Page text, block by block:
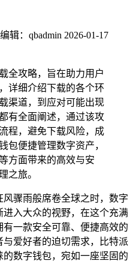
辑：qbadmin 2026-01-17
全攻略，旨在助力用户
详细介绍下载的各个环
渠道，到应对可能出现
有全面阐述，通过该攻
程，避免下载风险，成
包便捷管理数字资产，
方面带来的高效与安
之旅。
骤雨般席卷全球之时，数字
入大众的视野，在这个充满
一款安全可靠、便捷高效的
爱好者的迫切需求，比特派
数字钱包，宛如一座坚固的